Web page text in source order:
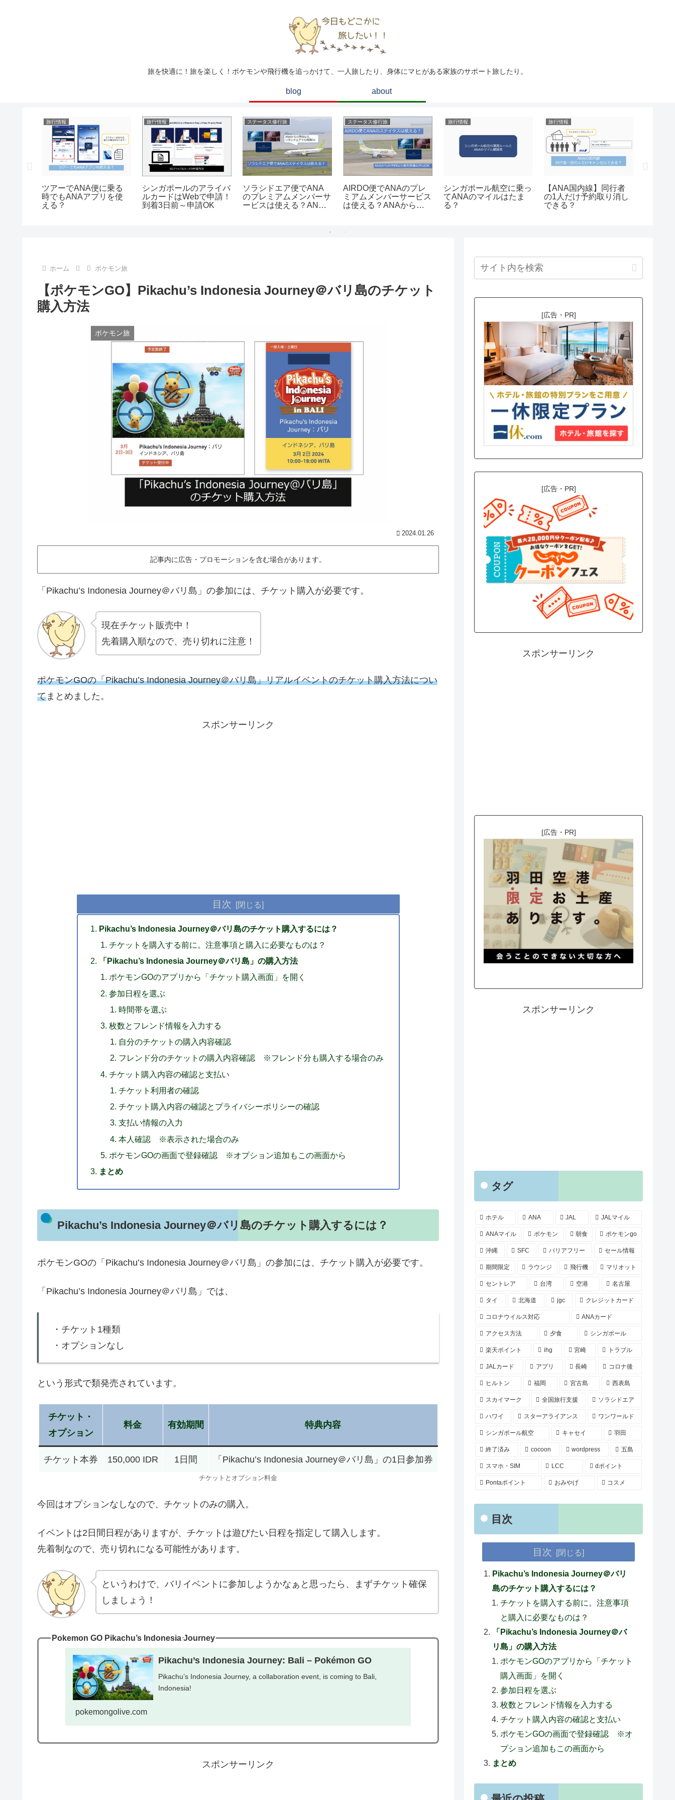
旅を快適に！旅を楽しく！ポケモンや飛行機を追っかけて、一人旅したり、身体にマヒがある家族のサポート旅したり。
blog about
旅行情報
ツアーでANA便に乗る
時でもANAアプリを使
える？
旅行情報
シンガポールのアライバ
ルカードはWebで申請！
到着3日前～申請OK
ステータス修行旅
ソラシドエア便でANA
のプレミアムメンバーサ
ービスは使える？ANA
ステータス修行旅
AIRDO便でANAのプレ
ミアムメンバーサービス
は使える？ANAから予
旅行情報
シンガポール航空に乗っ
てANAのマイルはたま
る？
旅行情報
【ANA国内線】同行者
の1人だけ予約取り消し
できる？
ホーム ポケモン旅
【ポケモンGO】Pikachu’s Indonesia Journey＠バリ島のチケット
購入方法
ポケモン旅
2024.01.26
記事内に広告・プロモーションを含む場合があります。
「Pikachu’s Indonesia Journey＠バリ島」の参加には、チケット購入が必要です。
現在チケット販売中！
先着購入順なので、売り切れに注意！
ポケモンGOの「Pikachu’s Indonesia Journey＠バリ島」リアルイベントのチケット購入方法につい
てまとめました。
スポンサーリンク
目次
Pikachu’s Indonesia Journey＠バリ島のチケット購入するには？
チケットを購入する前に。注意事項と購入に必要なものは？
「Pikachu’s Indonesia Journey＠バリ島」の購入方法
ポケモンGOのアプリから「チケット購入画面」を開く
参加日程を選ぶ
時間帯を選ぶ
枚数とフレンド情報を入力する
自分のチケットの購入内容確認
フレンド分のチケットの購入内容確認 ※フレンド分も購入する場合のみ
チケット購入内容の確認と支払い
チケット利用者の確認
チケット購入内容の確認とプライバシーポリシーの確認
支払い情報の入力
本人確認 ※表示された場合のみ
ポケモンGOの画面で登録確認 ※オプション追加もこの画面から
まとめ
Pikachu’s Indonesia Journey＠バリ島のチケット購入するには？
ポケモンGOの「Pikachu’s Indonesia Journey＠バリ島」の参加には、チケット購入が必要です。
「Pikachu’s Indonesia Journey＠バリ島」では、
・チケット1種類
・オプションなし
という形式で類発売されています。
チケット・
オプション
料金 有効期間 特典内容
チケット本券 150,000 IDR 1日間 「Pikachu’s Indonesia Journey＠バリ島」の1日参加券
チケットとオプション料金
今回はオプションなしなので、チケットのみの購入。
イベントは2日間日程がありますが、チケットは遊びたい日程を指定して購入します。
先着制なので、売り切れになる可能性があります。
というわけで、バリイベントに参加しようかなぁと思ったら、まずチケット確保
しましょう！
Pokemon GO Pikachu’s Indonesia Journey
Pikachu’s Indonesia Journey: Bali – Pokémon GO
Pikachu’s Indonesia Journey, a collaboration event, is coming to Bali,
Indonesia!
pokemongolive.com
スポンサーリンク
[広告・PR]
[広告・PR]
スポンサーリンク
[広告・PR]
スポンサーリンク
タグ
ホテル ANA JAL JALマイル
ANAマイル ポケモン 朝食 ポケモンgo
沖縄 SFC バリアフリー セール情報
期間限定 ラウンジ 飛行機 マリオット
セントレア 台湾 空港 名古屋
タイ 北海道 jgc クレジットカード
コロナウイルス対応 ANAカード
アクセス方法 夕食 シンガポール
楽天ポイント ihg 宮崎 トラブル
JALカード アプリ 長崎 コロナ後
ヒルトン 福岡 宮古島 西表島
スカイマーク 全国旅行支援 ソラシドエア
ハワイ スターアライアンス ワンワールド
シンガポール航空 キャセイ 羽田
終了済み cocoon wordpress 五島
スマホ・SIM LCC dポイント
Pontaポイント おみやげ コスメ
目次
目次
Pikachu’s Indonesia Journey＠バリ
島のチケット購入するには？
チケットを購入する前に。注意事項
と購入に必要なものは？
「Pikachu’s Indonesia Journey＠バ
リ島」の購入方法
ポケモンGOのアプリから「チケット
購入画面」を開く
参加日程を選ぶ
枚数とフレンド情報を入力する
チケット購入内容の確認と支払い
ポケモンGOの画面で登録確認 ※オ
プション追加もこの画面から
まとめ